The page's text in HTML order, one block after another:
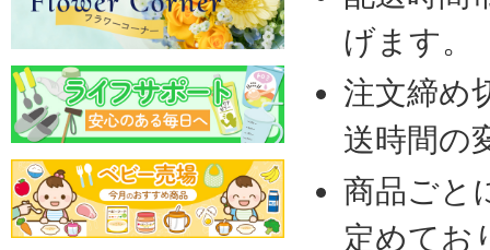
げます。
注文締め
送時間の
商品ごと
定めてお